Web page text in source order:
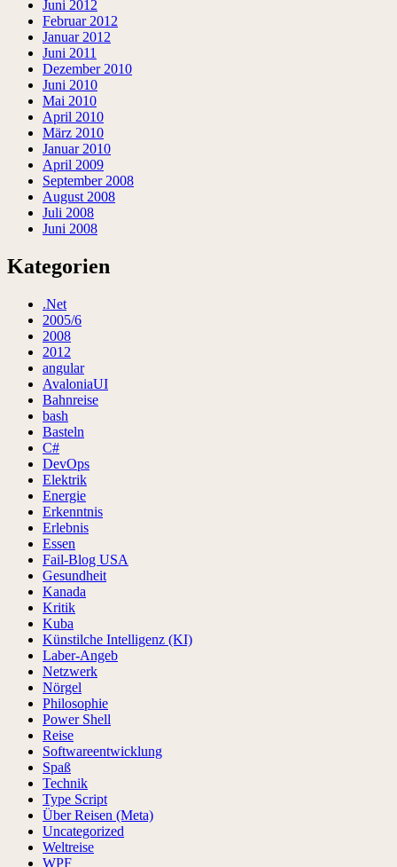
Juni 2012
Februar 2012
Januar 2012
Juni 2011
Dezember 2010
Juni 2010
Mai 2010
April 2010
März 2010
Januar 2010
April 2009
September 2008
August 2008
Juli 2008
Juni 2008
Kategorien
.Net
2005/6
2008
2012
angular
AvaloniaUI
Bahnreise
bash
Basteln
C#
DevOps
Elektrik
Energie
Erkenntnis
Erlebnis
Essen
Fail-Blog USA
Gesundheit
Kanada
Kritik
Kuba
Künstilche Intelligenz (KI)
Laber-Angeb
Netzwerk
Nörgel
Philosophie
Power Shell
Reise
Softwareentwicklung
Spaß
Technik
Type Script
Über Reisen (Meta)
Uncategorized
Weltreise
WPF